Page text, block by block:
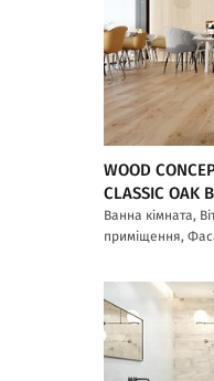
WOOD
CLASSIC OAK
Ванна кімната,
приміщення,